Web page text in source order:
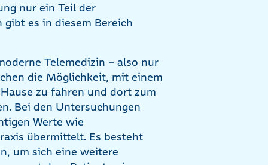
nur ein Teil der
es in diesem Bereich
Telemedizin – also nur
die Möglichkeit, mit einem
zu fahren und dort zum
Bei den Untersuchungen
Werte wie
übermittelt. Es besteht
um sich eine weitere